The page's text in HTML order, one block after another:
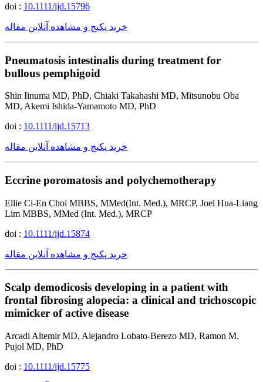
doi : 10.1111/ijd.15796
خرید پکیج و مشاهده آنلاین مقاله
Pneumatosis intestinalis during treatment for
bullous pemphigoid
Shin Iinuma MD, PhD, Chiaki Takahashi MD, Mitsunobu Oba
MD, Akemi Ishida-Yamamoto MD, PhD
doi : 10.1111/ijd.15713
خرید پکیج و مشاهده آنلاین مقاله
Eccrine poromatosis and polychemotherapy
Ellie Ci-En Choi MBBS, MMed(Int. Med.), MRCP, Joel Hua-Liang
Lim MBBS, MMed (Int. Med.), MRCP
doi : 10.1111/ijd.15874
خرید پکیج و مشاهده آنلاین مقاله
Scalp demodicosis developing in a patient with
frontal fibrosing alopecia: a clinical and trichoscopic
mimicker of active disease
Arcadi Altemir MD, Alejandro Lobato-Berezo MD, Ramon M.
Pujol MD, PhD
doi : 10.1111/ijd.15775